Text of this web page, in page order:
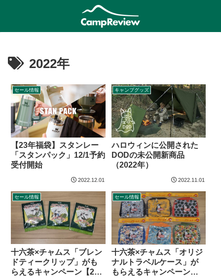
2022年
セール情報
【23年福袋】スタンレー
「スタンパック」12/1予約
受付開始
2022.12.01
キャンプグッズ
ハロウィンに公開された
DODの未公開新商品
（2022年）
2022.11.01
セール情報
十六茶×チャムス「ブレン
ドティークリップ」がも
らえるキャンペーン【22
セール情報
十六茶×チャムス「オリジ
ナルトラベルケース」が
もらえるキャンペーン